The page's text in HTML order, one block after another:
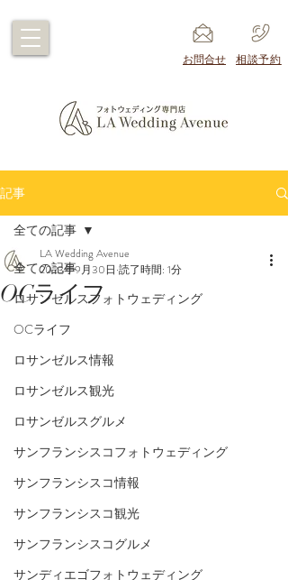
​お問合せ ​相談予約
記事
全ての記事
ロサンゼルスフォトウェディング
OCライフ
ロサンゼルス情報
ロサンゼルス観光
ロサンゼルスグルメ
サンフランシスコフォトウェディング
サンフランシスコ情報
サンフランシスコ観光
サンフランシスコグルメ
サンディエゴフォトウェディング
全ての記事
OCライフ
LA Wedding Avenue
2023年9月30日 読了時間: 1分